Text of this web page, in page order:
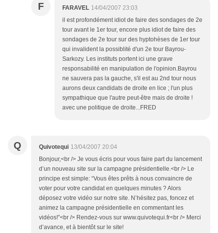
F FARAVEL 14/04/2007 23:03
il est profondément idiot de faire des sondages de 2e
tour avant le 1er tour, encore plus idiot de faire des
sondages de 2e tour sur des hyptohèses de 1er tour
qui invalident la possiblité d'un 2e tour Bayrou-
Sarkozy. Les instituts portent ici une grave
responsabilité en manipulation de l'opinion.Bayrou
ne sauvera pas la gauche, s'il est au 2nd tour nous
aurons deux candidats de droite en lice ; l'un plus
sympathique que l'autre peut-être mais de droite !
avec une politique de droite...FRED
Q Quivotequi 13/04/2007 20:04
Bonjour,<br /> Je vous écris pour vous faire part du lancement
d’un nouveau site sur la campagne présidentielle.<br /> Le
principe est simple: “Vous êtes prêts à nous convaincre de
voter pour votre candidat en quelques minutes ? Alors
déposez votre vidéo sur notre site. N’hésitez pas, foncez et
animez la campagne présidentielle en commentant les
vidéos!”<br /> Rendez-vous sur www.quivotequi.fr<br /> Merci
d’avance, et à bientôt sur le site!